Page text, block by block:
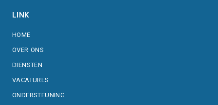
LINK
HOME
OVER ONS
DIENSTEN
VACATURES
ONDERSTEUNING